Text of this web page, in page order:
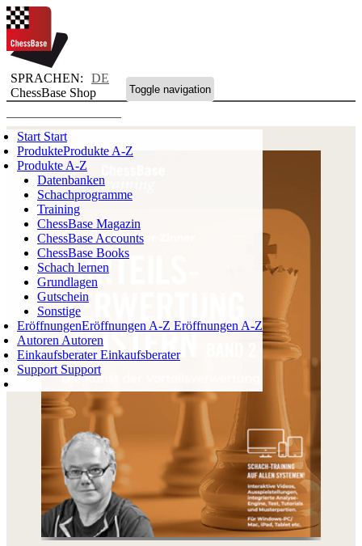
SPRACHEN:
DE
ChessBase Shop
Toggle navigation
Start Start
ProdukteProdukte A-Z
Produkte A-Z
Datenbanken
Schachprogramme
Training
ChessBase Magazin
ChessBase Accounts
ChessBase Books
Schach lernen
Grundlagen
Gutschein
Sonstige
EröffnungenEröffnungen A-Z Eröffnungen A-Z
Autoren Autoren
EinkaufsberaterEinkaufsberater
Support Support
WARENKORB
0
0,00 €
✔